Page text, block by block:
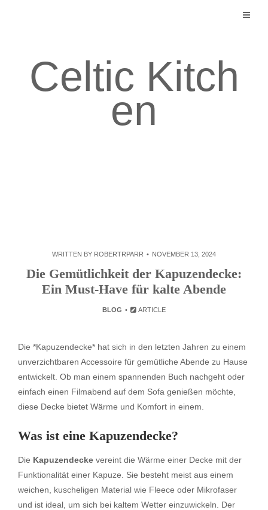
Celtic Kitch
en
WRITTEN BY ROBERTRPARR NOVEMBER 13, 2024
Die Gemütlichkeit der Kapuzendecke:
Ein Must-Have für kalte Abende
BLOG ARTICLE
Die *Kapuzendecke* hat sich in den letzten Jahren zu einem
unverzichtbaren Accessoire für gemütliche Abende zu Hause
entwickelt. Ob man einem spannenden Buch nachgeht oder
einfach einen Filmabend auf dem Sofa genießen möchte,
diese Decke bietet Wärme und Komfort in einem.
Was ist eine Kapuzendecke?
Die Kapuzendecke vereint die Wärme einer Decke mit der
Funktionalität einer Kapuze. Sie besteht meist aus einem
weichen, kuscheligen Material wie Fleece oder Mikrofaser
und ist ideal, um sich bei kaltem Wetter einzuwickeln. Der